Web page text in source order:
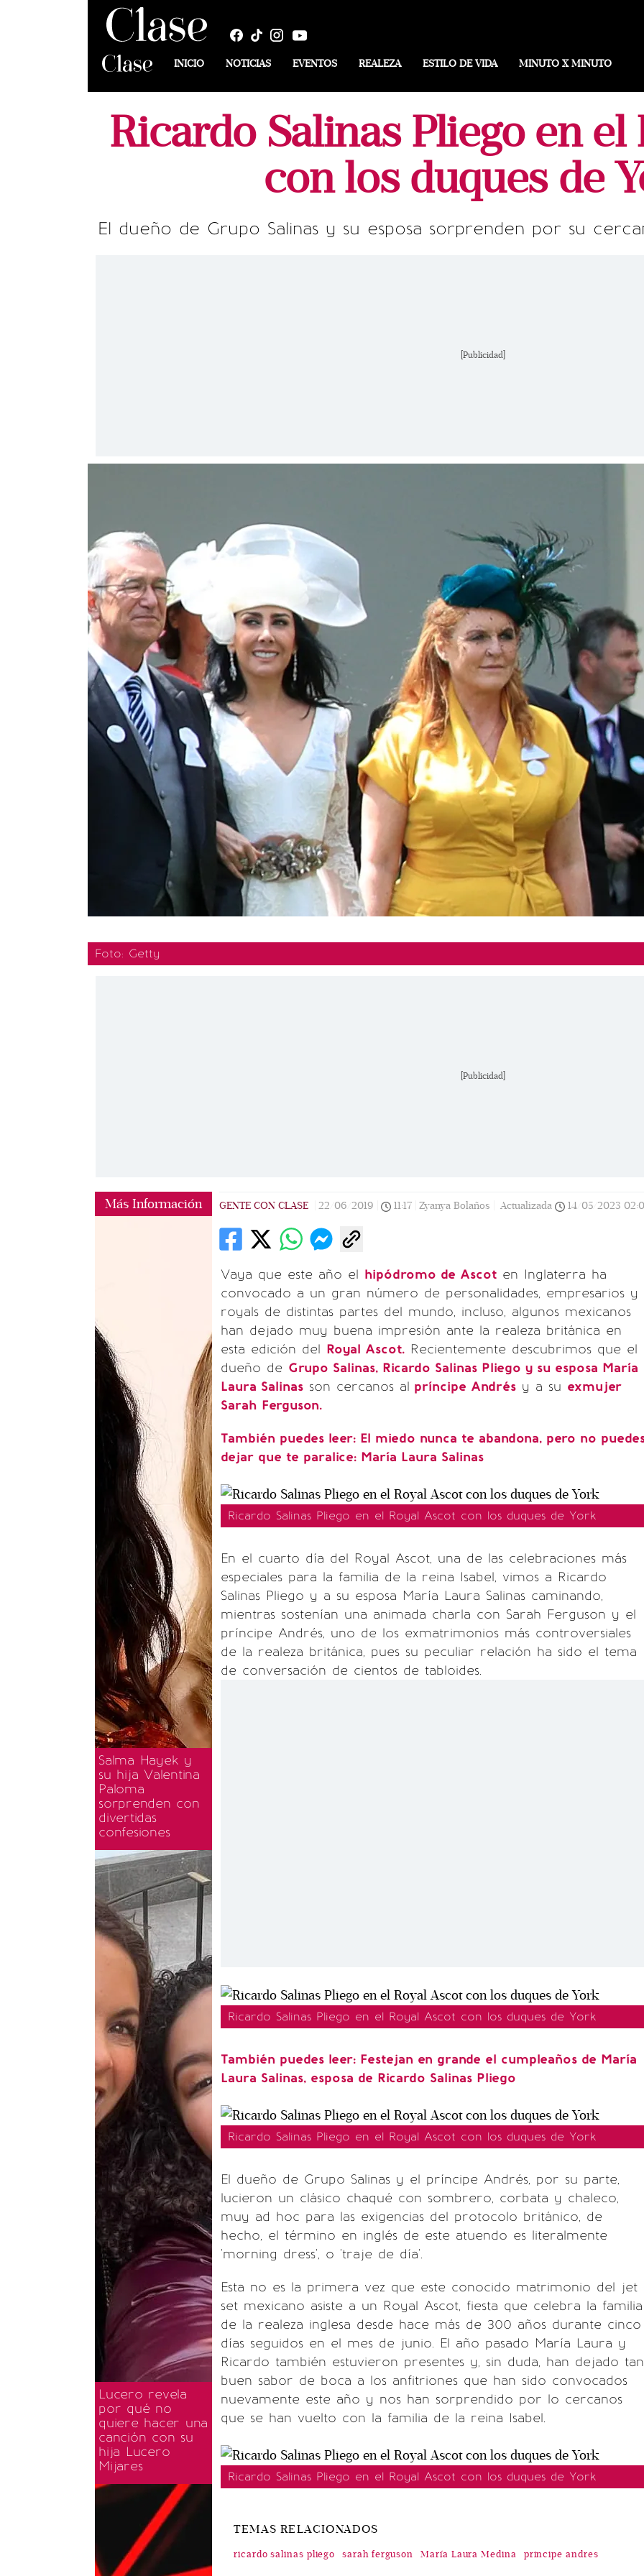
INICIO NOTICIAS EVENTOS REALEZA ESTILO DE VIDA MINUTO X MINUTO
Ricardo Salinas Pliego en el
con los duques de
El dueño de Grupo Salinas y su esposa sorprenden por su
[Publicidad]
Foto: Getty
[Publicidad]
Más Información
Salma Hayek y
su hija Valentina
Paloma
sorprenden con
divertidas
confesiones
Lucero revela
por qué no
quiere hacer una
canción con su
hija Lucero
Mijares
GENTE CON CLASE 22/06/2019 11:17 Zyanya Bolaños | Actualizada 14/05/2023
Vaya que este año el hipódromo de Ascot en Inglaterra ha
convocado a un gran número de personalidades, empresarios y
royals de distintas partes del mundo, incluso, algunos mexicanos
han dejado muy buena impresión ante la realeza británica en
esta edición del Royal Ascot. Recientemente descubrimos que el
dueño de Grupo Salinas, Ricardo Salinas Pliego y su esposa María
Laura Salinas son cercanos al príncipe Andrés y a su exmujer
Sarah Ferguson.
También puedes leer: El miedo nunca te abandona, pero no
dejar que te paralice: María Laura Salinas
Ricardo Salinas Pliego en el Royal Ascot con los duques de York
En el cuarto día del Royal Ascot, una de las celebraciones más
especiales para la familia de la reina Isabel, vimos a Ricardo
Salinas Pliego y a su esposa María Laura Salinas caminando,
mientras sostenían una animada charla con Sarah Ferguson y el
príncipe Andrés, uno de los exmatrimonios más controversiales
de la realeza británica, pues su peculiar relación ha sido el tema
de conversación de cientos de tabloides.
Ricardo Salinas Pliego en el Royal Ascot con los duques de York
También puedes leer: Festejan en grande el cumpleaños de María
Laura Salinas, esposa de Ricardo Salinas Pliego
Ricardo Salinas Pliego en el Royal Ascot con los duques de York
El dueño de Grupo Salinas y el príncipe Andrés, por su parte,
lucieron un clásico chaqué con sombrero, corbata y chaleco,
muy ad hoc para las exigencias del protocolo británico, de
hecho, el término en inglés de este atuendo es literalmente
'morning dress', o 'traje de día'.
Esta no es la primera vez que este conocido matrimonio del jet
set mexicano asiste a un Royal Ascot, fiesta que celebra la familia
de la realeza inglesa desde hace más de 300 años durante cinco
días seguidos en el mes de junio. El año pasado María Laura y
Ricardo también estuvieron presentes y, sin duda, han dejado tan
buen sabor de boca a los anfitriones que han sido convocados
nuevamente este año y nos han sorprendido por lo cercanos
que se han vuelto con la familia de la reina Isabel.
Ricardo Salinas Pliego en el Royal Ascot con los duques de York
TEMAS RELACIONADOS
ricardo salinas pliego sarah ferguson María Laura Medina principe andres